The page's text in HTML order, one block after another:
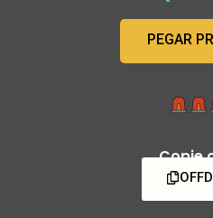
PEGAR
Copie